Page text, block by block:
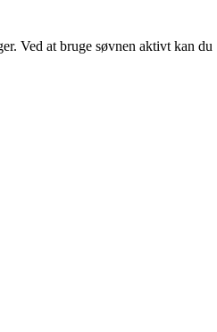
Ved at bruge søvnen aktivt kan du